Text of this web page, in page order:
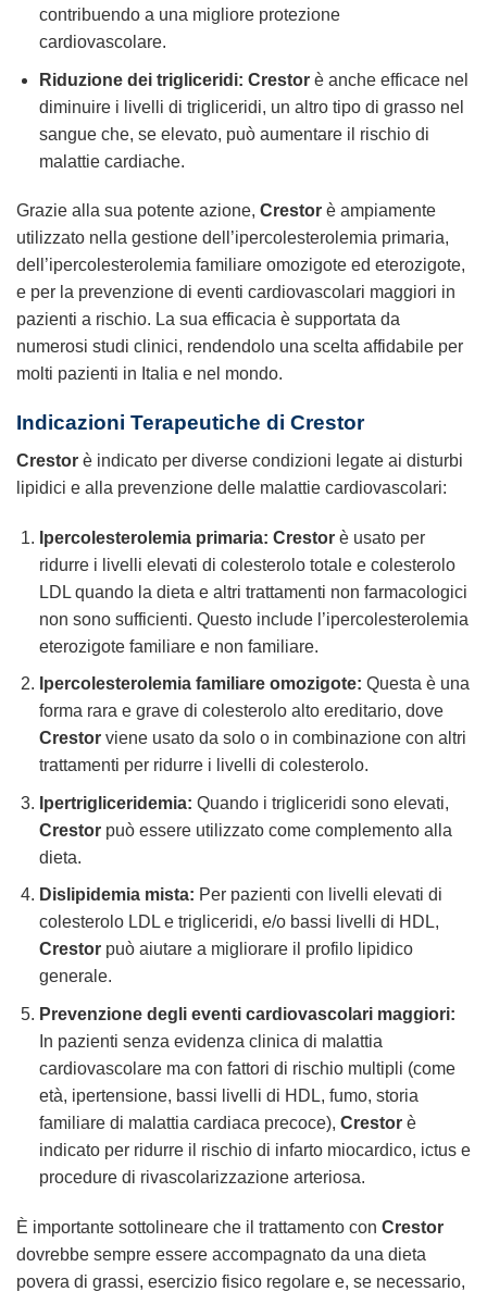
contribuendo a una migliore protezione
cardiovascolare.
Riduzione dei trigliceridi: Crestorè anche efficace nel
diminuire i livelli di trigliceridi, un altro tipo di grasso nel
sangue che, se elevato, può aumentare il rischio di
malattie cardiache.
Grazie alla sua potente azione, Crestor è ampiamente
utilizzato nella gestione dell’ipercolesterolemia primaria,
dell’ipercolesterolemia familiare omozigote ed eterozigote,
e per la prevenzione di eventi cardiovascolari maggiori in
pazienti a rischio. La sua efficacia è supportata da
numerosi studi clinici, rendendolo una scelta affidabile per
molti pazienti in Italia e nel mondo.
Indicazioni Terapeutiche di Crestor
Crestor è indicato per diverse condizioni legate ai disturbi
lipidici e alla prevenzione delle malattie cardiovascolari:
Ipercolesterolemia primaria: Crestorè usato per
ridurre i livelli elevati di colesterolo totale e colesterolo
LDL quando la dieta e altri trattamenti non farmacologici
non sono sufficienti. Questo include l’ipercolesterolemia
eterozigote familiare e non familiare.
Ipercolesterolemia familiare omozigote: Questa è una
forma rara e grave di colesterolo alto ereditario, dove
Crestorviene usato da solo o in combinazione con altri
trattamenti per ridurre i livelli di colesterolo.
Ipertrigliceridemia: Quando i trigliceridi sono elevati,
Crestorpuò essere utilizzato come complemento alla
dieta.
Dislipidemia mista: Per pazienti con livelli elevati di
colesterolo LDL e trigliceridi, e/o bassi livelli di HDL,
Crestorpuò aiutare a migliorare il profilo lipidico
generale.
Prevenzione degli eventi cardiovascolari maggiori:
In pazienti senza evidenza clinica di malattia
cardiovascolare ma con fattori di rischio multipli (come
età, ipertensione, bassi livelli di HDL, fumo, storia
familiare di malattia cardiaca precoce), Crestorè
indicato per ridurre il rischio di infarto miocardico, ictus e
procedure di rivascolarizzazione arteriosa.
È importante sottolineare che il trattamento con Crestor
dovrebbe sempre essere accompagnato da una dieta
povera di grassi, esercizio fisico regolare e, se necessario,